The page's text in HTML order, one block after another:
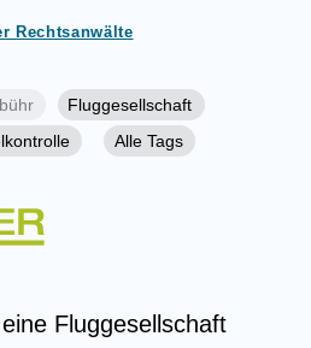
Rechtsanwälte
Fluggesellschaft
Alle Tags
Fluggesellschaft